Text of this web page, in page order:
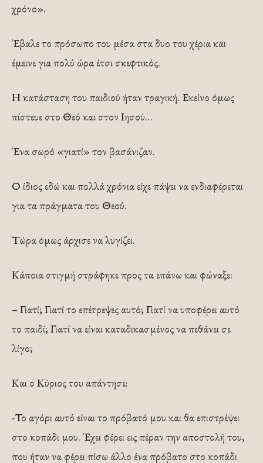
χρόνο».
Έβαλε το πρόσωπο του μέσα στα δυο του χέρια και
έμεινε για πολύ ώρα έτσι σκεφτικός.
Η κατάσταση του παιδιού ήταν τραγική. Εκείνο όμως
πίστευε στο Θεό και στον Ιησού…
Ένα σωρό «γιατί» τον βασάνιζαν.
Ο ίδιος εδώ και πολλά χρόνια είχε πάψει να ενδιαφέρεται
για τα πράγματα του Θεού.
Τώρα όμως άρχισε να λυγίζει.
Κάποια στιγμή στράφηκε προς τα επάνω και φώναξε:
– Γιατί; Γιατί το επέτρεψες αυτό; Γιατί να υποφέρει αυτό
το παιδί; Γιατί να είναι καταδικασμένος να πεθάνει σε
λίγο;
Και ο Κύριος του απάντησε:
-Το αγόρι αυτό είναι το πρόβατό μου και θα επιστρέψει
στο κοπάδι μου. Έχει φέρει εις πέραν την αποστολή του,
που ήταν να φέρει πίσω άλλο ένα πρόβατο στο κοπάδι